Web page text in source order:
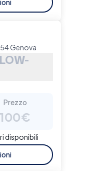
Genova
Prezzo
100€
disponibili